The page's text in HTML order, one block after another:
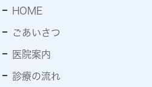
HOME
ごあいさつ
医院案内
診療の流れ